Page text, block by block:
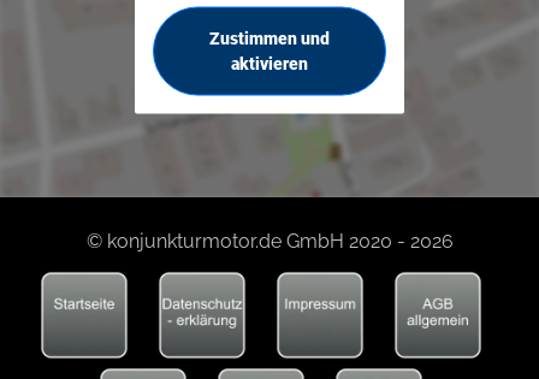
Zustimmen und
aktivieren
© konjunkturmotor.de GmbH 2020 - 2026